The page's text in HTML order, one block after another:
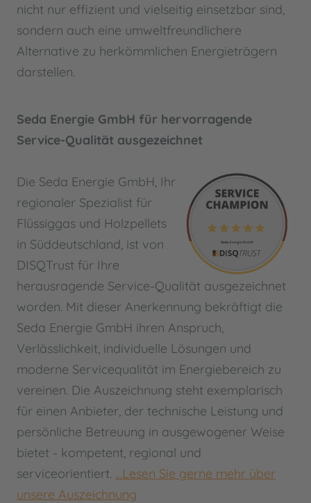
nicht nur effizient und vielseitig einsetzbar sind,
sondern auch eine umweltfreundlichere
Alternative zu herkömmlichen Energieträgern
darstellen.
Seda Energie GmbH für hervorragende
Service-Qualität ausgezeichnet
Die Seda Energie GmbH, Ihr
regionaler Spezialist für
Flüssiggas und Holzpellets
in Süddeutschland, ist von
DISQTrust für Ihre
herausragende Service-Qualität ausgezeichnet
worden. Mit dieser Anerkennung bekräftigt die
Seda Energie GmbH ihren Anspruch,
Verlässlichkeit, individuelle Lösungen und
moderne Servicequalität im Energiebereich zu
vereinen. Die Auszeichnung steht exemplarisch
für einen Anbieter, der technische Leistung und
persönliche Betreuung in ausgewogener Weise
bietet - kompetent, regional und
serviceorientiert. …Lesen Sie gerne mehr über
unsere Auszeichnung